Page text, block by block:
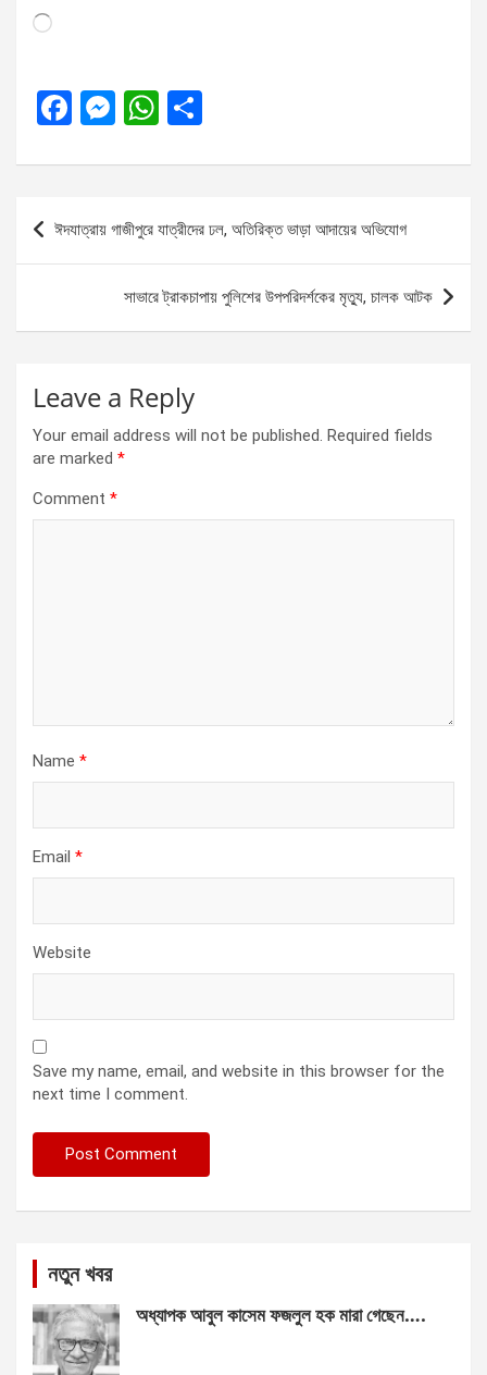
Loading…
F
ce
o
M
se
n
g
er
W
at
A
p
p
ar
Post
navigation
ঈদযাত্রায় গাজীপুরে যাত্রীদের ঢল, অতিরিক্ত ভাড়া আদায়ের অভিযোগ
সাভারে ট্রাকচাপায় পুলিশের উপপরিদর্শকের মৃত্যু, চালক আটক
Leave a Reply
Your email address will not be published. Required fields
are marked *
Comment *
Name *
Email *
Website
Save my name, email, and website in this browser for the
next time I comment.
নতুন খবর
অধ্যাপক আবুল কাসেম ফজলুল হক মারা গেছেন….